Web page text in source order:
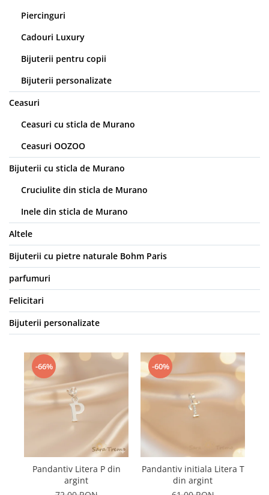
Piercinguri
Cadouri Luxury
Bijuterii pentru copii
Bijuterii personalizate
Ceasuri
Ceasuri cu sticla de Murano
Ceasuri OOZOO
Bijuterii cu sticla de Murano
Cruciulite din sticla de Murano
Inele din sticla de Murano
Altele
Bijuterii cu pietre naturale Bohm Paris
parfumuri
Felicitari
Bijuterii personalizate
-66%
Pandantiv Litera P din
argint
-60%
Pandantiv initiala Litera T
din argint